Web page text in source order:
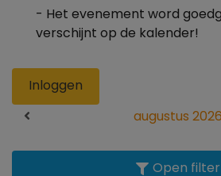
- Het evenement word
verschijnt op de kalender!
Inloggen
augustus 2026
Open filter